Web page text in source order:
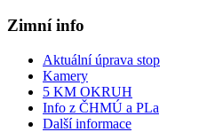
Zimní info
Aktuální úprava stop
Kamery
5 KM OKRUH
Info z ČHMÚ a PLa
Další informace